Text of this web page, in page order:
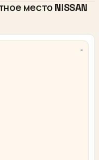
место NISSAN